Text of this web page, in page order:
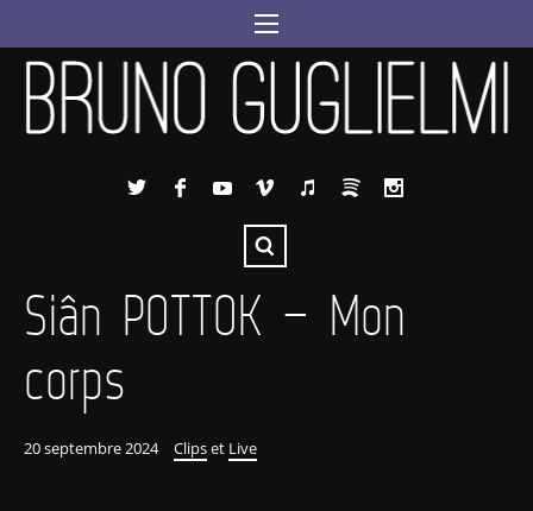
Siân POTTOK – Mon
corps
20 septembre 2024 Clipset Live